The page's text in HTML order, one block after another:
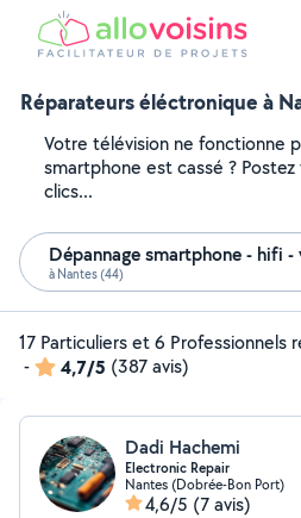
Réparateurs éléctronique à
Votre télévision ne fonctionne
smartphone est cassé ?
clics...
Dépannage smartphone - hifi
à Nantes (44)
17 Particuliers et 6 Professionnels
-
4,7/5 (387 avis)
Dadi Hachemi
Electronic Repair
Nantes (Dobrée-Bon Port)
4,6/5 (7 avis)